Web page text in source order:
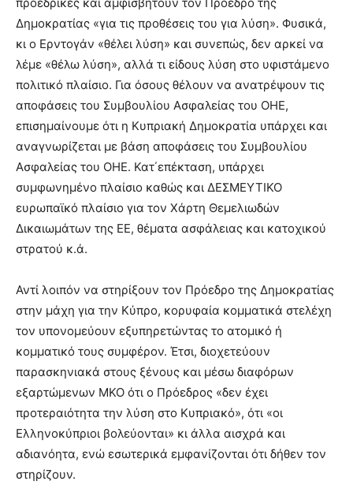
Δημοκρατίας «για τις προθέσεις του για λύση». Φυσικά,
κι ο Ερντογάν «θέλει λύση» και συνεπώς, δεν αρκεί να
λέμε «θέλω λύση», αλλά τι είδους λύση στο υφιστάμενο
πολιτικό πλαίσιο. Για όσους θέλουν να ανατρέψουν τις
αποφάσεις του Συμβουλίου Ασφαλείας του ΟΗΕ,
επισημαίνουμε ότι η Κυπριακή Δημοκρατία υπάρχει και
αναγνωρίζεται με βάση αποφάσεις του Συμβουλίου
Ασφαλείας του ΟΗΕ. Κατ΄επέκταση, υπάρχει
συμφωνημένο πλαίσιο καθώς και ΔΕΣΜΕΥΤΙΚΟ
ευρωπαϊκό πλαίσιο για τον Χάρτη Θεμελιωδών
Δικαιωμάτων της ΕΕ, θέματα ασφάλειας και κατοχικού
στρατού κ.ά.
Αντί λοιπόν να στηρίξουν τον Πρόεδρο της Δημοκρατίας
στην μάχη για την Κύπρο, κορυφαία κομματικά στελέχη
τον υπονομεύουν εξυπηρετώντας το ατομικό ή
κομματικό τους συμφέρον. Έτσι, διοχετεύουν
παρασκηνιακά στους ξένους και μέσω διαφόρων
εξαρτώμενων ΜΚΟ ότι ο Πρόεδρος «δεν έχει
προτεραιότητα την λύση στο Κυπριακό», ότι «οι
Ελληνοκύπριοι βολεύονται» κι άλλα αισχρά και
αδιανόητα, ενώ εσωτερικά εμφανίζονται ότι δήθεν τον
στηρίζουν.